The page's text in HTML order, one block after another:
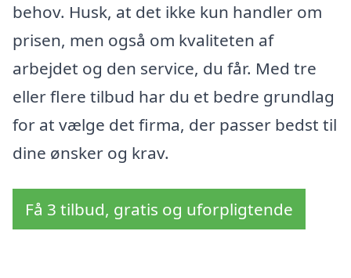
behov. Husk, at det ikke kun handler om
prisen, men også om kvaliteten af
arbejdet og den service, du får. Med tre
eller flere tilbud har du et bedre grundlag
for at vælge det firma, der passer bedst til
dine ønsker og krav.
Få 3 tilbud, gratis og uforpligtende